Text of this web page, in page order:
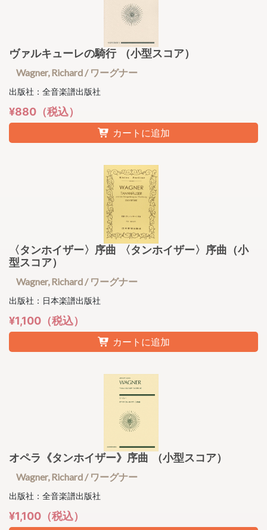
ヴァルキューレの騎行 （小型スコア）
Wagner, Richard / ワーグナー
出版社：全音楽譜出版社
¥880（税込）
カートに追加
〈タンホイザー〉序曲 〈タンホイザー〉序曲（小
型スコア）
Wagner, Richard / ワーグナー
出版社：日本楽譜出版社
¥1,100（税込）
カートに追加
オペラ《タンホイザー》序曲 （小型スコア）
Wagner, Richard / ワーグナー
出版社：全音楽譜出版社
¥1,100（税込）